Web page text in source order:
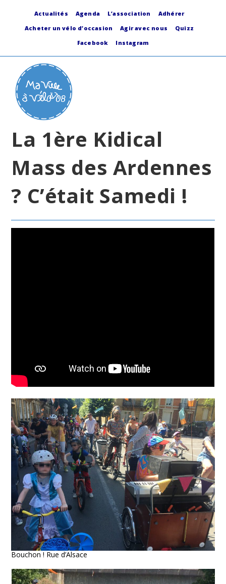
Actualités Agenda L’association
Adhérer
Acheter un vélo d’occasion
Agir avec nous
Quizz
Facebook
Instagram
La 1ère Kidical
Mass des Ardennes
? C’était Samedi !
Bouchon ! Rue d’Alsace